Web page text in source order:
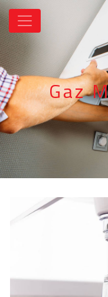
Panneau de gestion des
Gaz